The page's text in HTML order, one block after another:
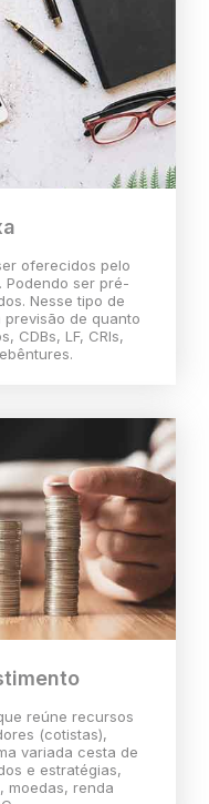
oferecidos pelo
Podendo ser pré-
Nesse tipo de
previsão de quanto
CDBs, LF, CRIs,
reúne recursos
(cotistas),
variada cesta de
e estratégias,
moedas, renda